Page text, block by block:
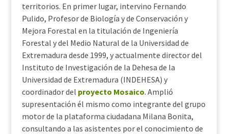
territorios. En primer lugar, intervino Fernando
Pulido, Profesor de Biología y de Conservación y
Mejora Forestal en la titulación de Ingeniería
Forestal y del Medio Natural de la Universidad de
Extremadura desde 1999, y actualmente director del
Instituto de Investigación de la Dehesa de la
Universidad de Extremadura (INDEHESA) y
coordinador del proyecto Mosaico. Amplió
supresentación él mismo como integrante del grupo
motor de la plataforma ciudadana Milana Bonita,
consultando a las asistentes por el conocimiento de